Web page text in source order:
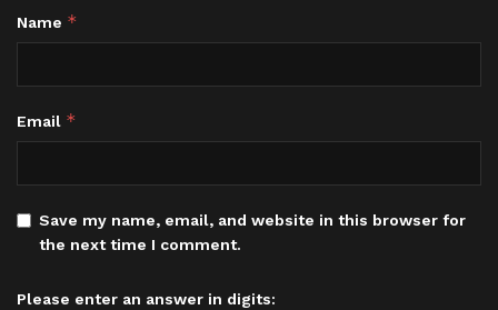
Name *
Email *
Save my name, email, and website in this browser for
the next time I comment.
Please enter an answer in digits: